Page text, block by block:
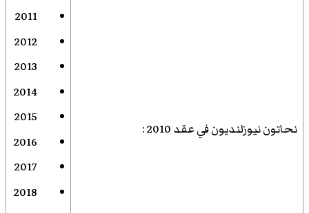
نحاتون نيوزلنديون في عقد 2010 :
2011
2012
2013
2014
2015
2016
2017
2018